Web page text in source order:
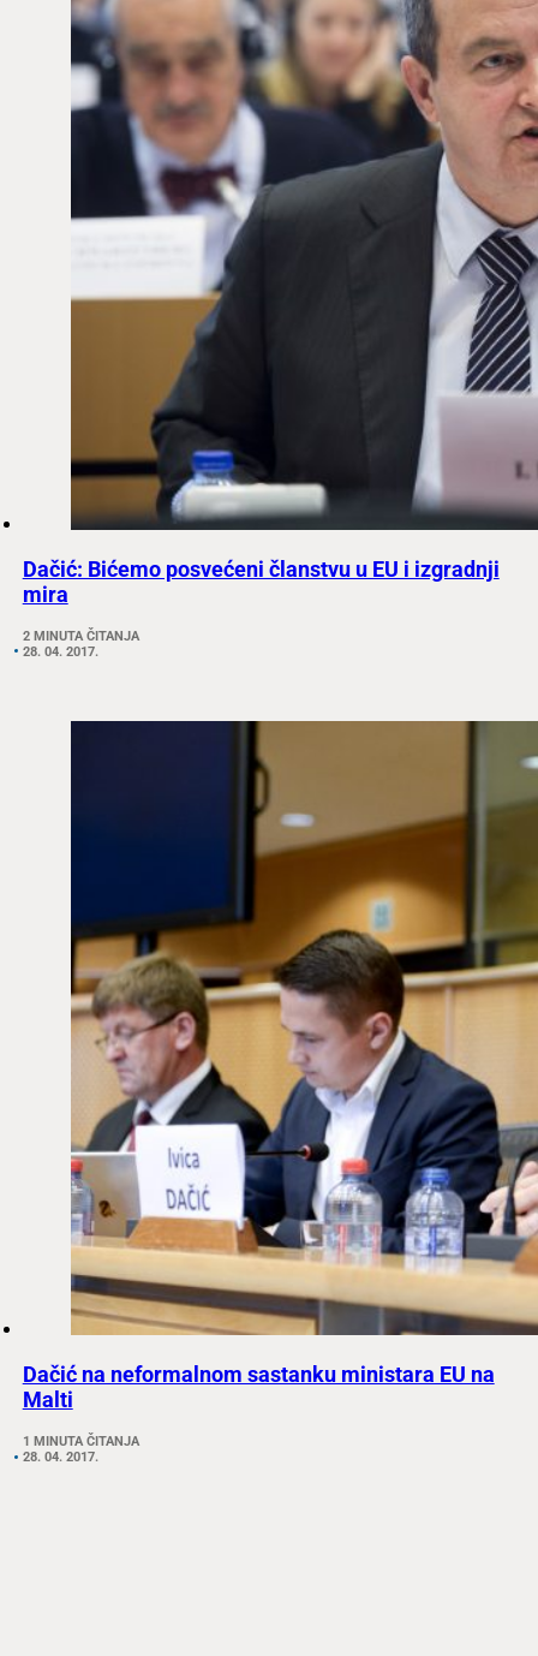
Dačić: Bićemo posvećeni članstvu u EU i izgradnji
mira
2 MINUTA ČITANJA
28. 04. 2017.
Dačić na neformalnom sastanku ministara EU na
Malti
1 MINUTA ČITANJA
28. 04. 2017.